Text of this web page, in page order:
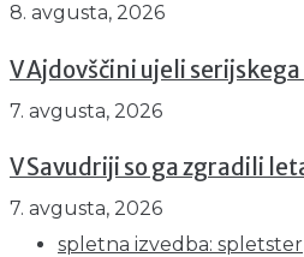
8. avgusta, 2026
V Ajdovščini ujeli
7. avgusta, 2026
V Savudriji so ga zgradili
7. avgusta, 2026
spletna izvedba: spletster